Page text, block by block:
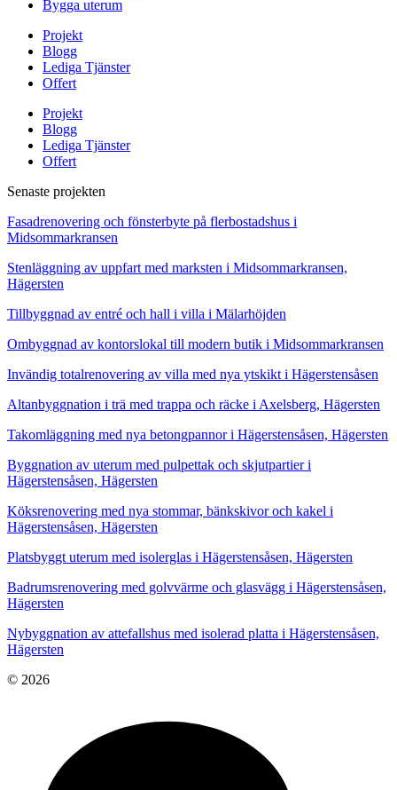
Bygga uterum
Projekt
Blogg
Lediga Tjänster
Offert
Projekt
Blogg
Lediga Tjänster
Offert
Senaste projekten
Fasadrenovering och fönsterbyte på flerbostadshus i
Midsommarkransen
Stenläggning av uppfart med marksten i Midsommarkransen,
Hägersten
Tillbyggnad av entré och hall i villa i Mälarhöjden
Ombyggnad av kontorslokal till modern butik i Midsommarkransen
Invändig totalrenovering av villa med nya ytskikt i Hägerstensåsen
Altanbyggnation i trä med trappa och räcke i Axelsberg, Hägersten
Takomläggning med nya betongpannor i Hägerstensåsen, Hägersten
Byggnation av uterum med pulpettak och skjutpartier i
Hägerstensåsen, Hägersten
Köksrenovering med nya stommar, bänkskivor och kakel i
Hägerstensåsen, Hägersten
Platsbyggt uterum med isolerglas i Hägerstensåsen, Hägersten
Badrumsrenovering med golvvärme och glasvägg i Hägerstensåsen,
Hägersten
Nybyggnation av attefallshus med isolerad platta i Hägerstensåsen,
Hägersten
© 2026